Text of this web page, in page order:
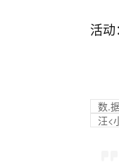
活
数.
汪<